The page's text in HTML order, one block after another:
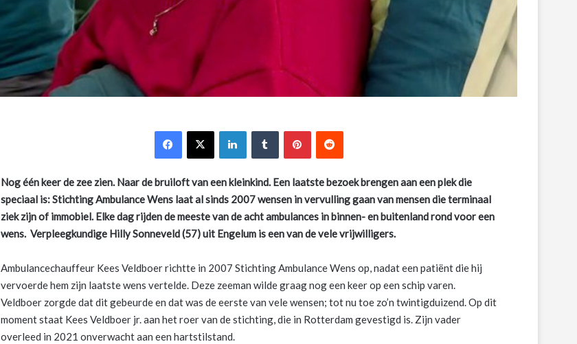
Facebook
X LinkedInTumblrPinterestReddit
Nog één keer de zee zien. Naar de bruiloft van een kleinkind. Een laatste bezoekbrengen aan een plek die
speciaal is: Stichting Ambulance Wens laat al sinds 2007wensen in vervulling gaan van mensen die terminaal
ziek zijn of immobiel. Elke dag rijden de meeste van de acht ambulances in binnen- en buitenlandrond voor een
wens. Verpleegkundige Hilly Sonneveld (57)uit Engelum is een van de vele vrijwilligers.
Ambulancechauffeur Kees Veldboer richtte in 2007 Stichting Ambulance Wens op, nadat een patiënt die hij
vervoerde hem zijn laatste wens vertelde. Deze zeeman wilde graag nog een keer op een schip varen.
Veldboer zorgde dat dit gebeurde en dat was de eerste van vele wensen; tot nu toe zo’n twintigduizend. Op dit
moment staat Kees Veldboer jr. aan het roer van de stichting, die in Rotterdam gevestigd is. Zijn vader
overleed in 2021 onverwacht aan een hartstilstand.